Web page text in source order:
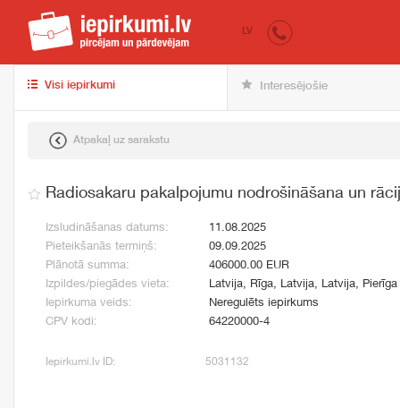
iepirkumi.lv
LV
Visi iepirkumi Interesējošie
Atpakaļ uz sarakstu
Radiosakaru pakalpojumu nodrošināšana un
Izsludināšanas datums:
11.08.2025
Pieteikšanās termiņš:
09.09.2025
Plānotā summa:
406000.00 EUR
Izpildes/piegādes vieta:
Latvija, Rīga, Latvija, Latvija, Pierīga
Iepirkuma veids:
Neregulēts iepirkums
CPV kodi:
64220000-4
Iepirkumi.lv ID: 5031132